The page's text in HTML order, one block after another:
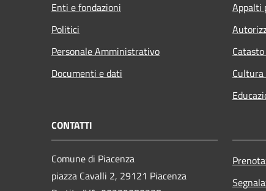
Enti e fondazioni
Politici
Personale Amministrativo
Documenti e dati
Appalti
CONTATTI
Comune di Piacenza
piazza Cavalli 2, 29121 Piacenza